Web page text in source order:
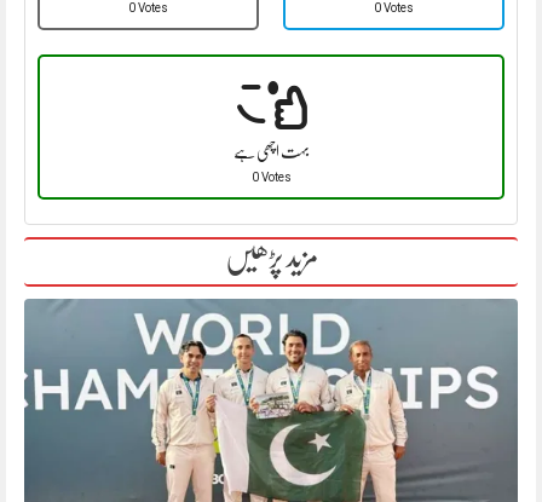
0 Votes 0 Votes
بہت اچھی ہے
0 Votes
مزید پڑھیں